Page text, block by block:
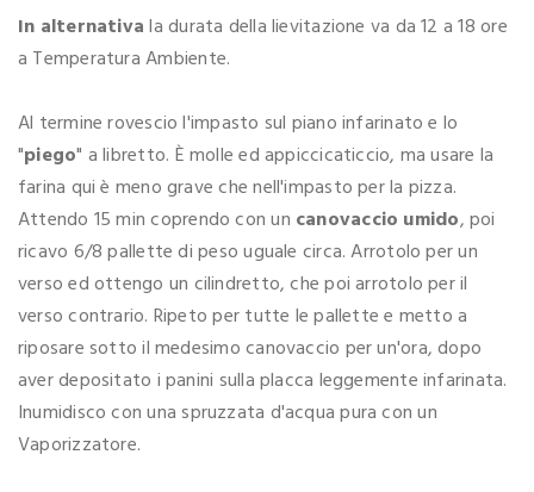
In alternativala durata della lievitazione va da 12 a 18 ore
a Temperatura Ambiente.
Al termine rovescio l'impasto sul piano infarinato e lo
"piego" a libretto. È molle ed appiccicaticcio, ma usare la
farina qui è meno grave che nell'impasto per la pizza.
Attendo 15 min coprendo con un canovaccio umido, poi
ricavo 6/8 pallette di peso uguale circa. Arrotolo per un
verso ed ottengo un cilindretto, che poi arrotolo per il
verso contrario. Ripeto per tutte le pallette e metto a
riposare sotto il medesimo canovaccio per un'ora, dopo
aver depositato i panini sulla placca leggemente infarinata.
Inumidisco con una spruzzata d'acqua pura con un
Vaporizzatore.